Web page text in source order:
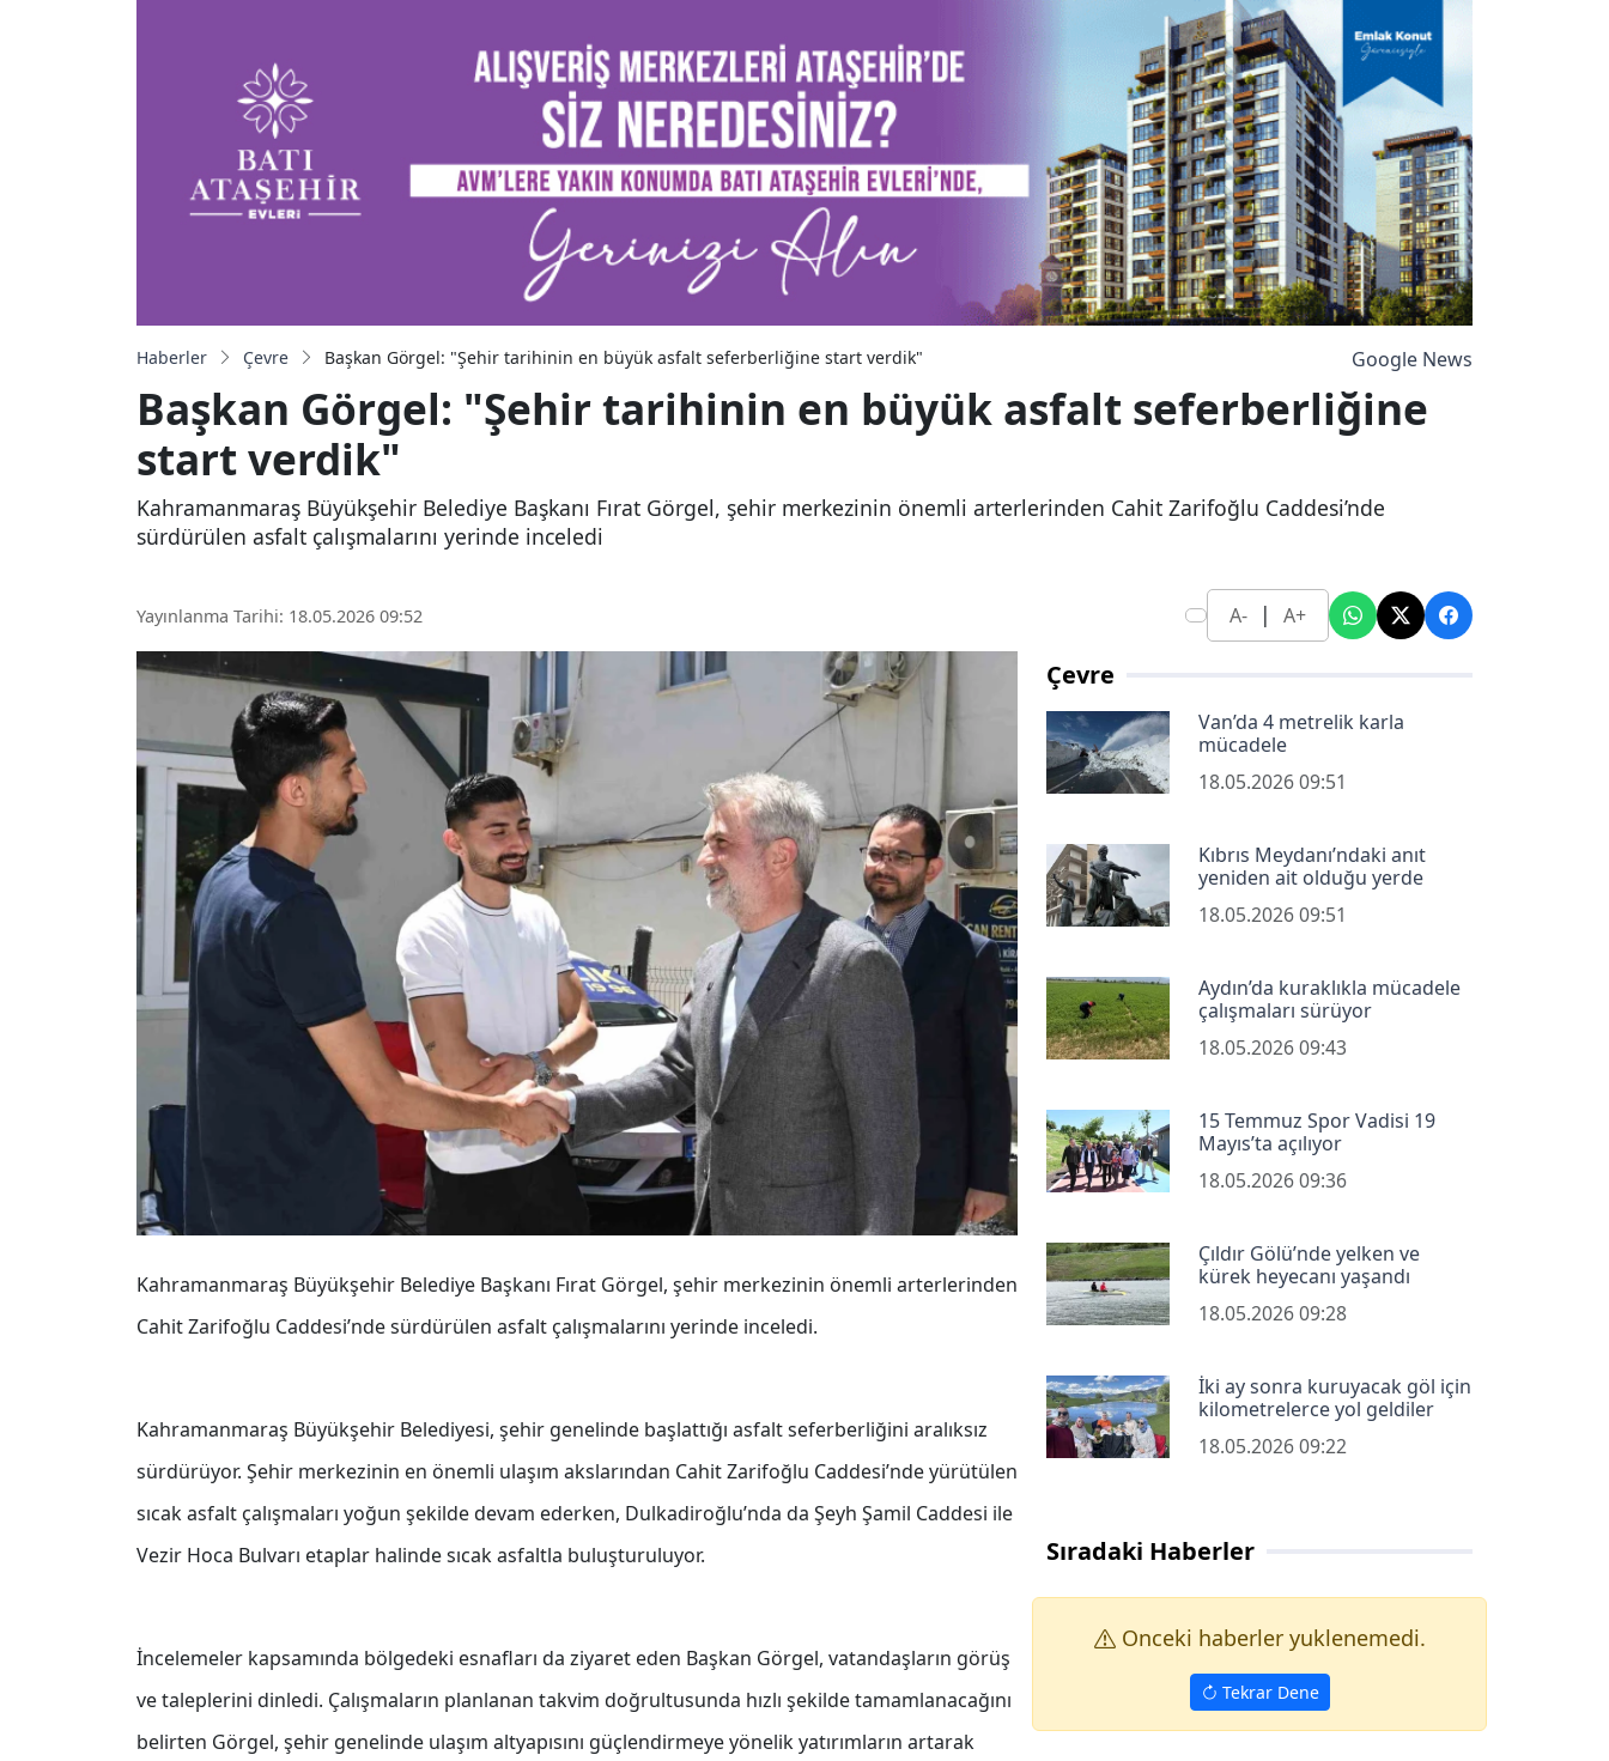
Haberler Çevre Başkan Görgel: "Şehir tarihinin en büyük asfalt seferberliğine start verdik" Google News
Başkan Görgel: "Şehir tarihinin en büyük asfalt seferberliğine
start verdik"
Kahramanmaraş Büyükşehir Belediye Başkanı Fırat Görgel, şehir merkezinin önemli arterlerinden Cahit Zarifoğlu Caddesi’nde
sürdürülen asfalt çalışmalarını yerinde inceledi
Yayınlanma Tarihi: 18.05.2026 09:52 A- | A+
Kahramanmaraş Büyükşehir Belediye Başkanı Fırat Görgel, şehir merkezinin önemli arterlerinden
Cahit Zarifoğlu Caddesi’nde sürdürülen asfalt çalışmalarını yerinde inceledi.
Kahramanmaraş Büyükşehir Belediyesi, şehir genelinde başlattığı asfalt seferberliğini aralıksız
sürdürüyor. Şehir merkezinin en önemli ulaşım akslarından Cahit Zarifoğlu Caddesi’nde yürütülen
sıcak asfalt çalışmaları yoğun şekilde devam ederken, Dulkadiroğlu’nda da Şeyh Şamil Caddesi ile
Vezir Hoca Bulvarı etaplar halinde sıcak asfaltla buluşturuluyor.
İncelemeler kapsamında bölgedeki esnafları da ziyaret eden Başkan Görgel, vatandaşların görüş
ve taleplerini dinledi. Çalışmaların planlanan takvim doğrultusunda hızlı şekilde tamamlanacağını
belirten Görgel, şehir genelinde ulaşım altyapısını güçlendirmeye yönelik yatırımların artarak
Çevre
Van’da 4 metrelik karla
mücadele
18.05.2026 09:51
Kıbrıs Meydanı’ndaki anıt
yeniden ait olduğu yerde
18.05.2026 09:51
Aydın’da kuraklıkla mücadele
çalışmaları sürüyor
18.05.2026 09:43
15 Temmuz Spor Vadisi 19
Mayıs’ta açılıyor
18.05.2026 09:36
Çıldır Gölü’nde yelken ve
kürek heyecanı yaşandı
18.05.2026 09:28
İki ay sonra kuruyacak göl için
kilometrelerce yol geldiler
18.05.2026 09:22
Sıradaki Haberler
Onceki haberler yuklenemedi.
Tekrar Dene